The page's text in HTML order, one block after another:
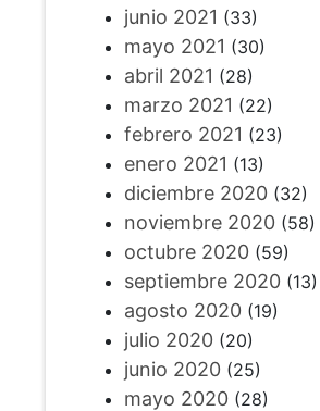
junio 2021 (33)
mayo 2021 (30)
abril 2021 (28)
marzo 2021 (22)
febrero 2021 (23)
enero 2021 (13)
diciembre 2020(32)
noviembre 2020(58)
octubre 2020(59)
septiembre 2020(13)
agosto 2020(19)
julio 2020(20)
junio 2020(25)
mayo 2020(28)